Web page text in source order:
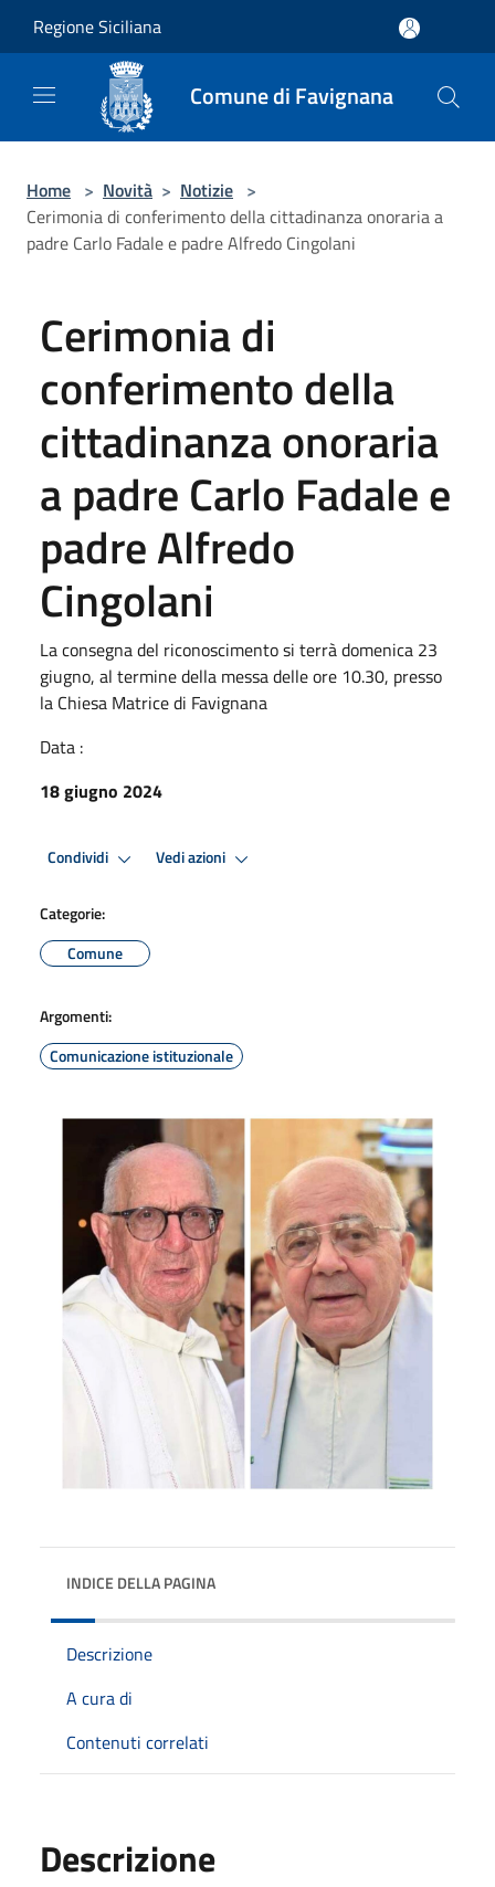
Regione Siciliana
Comune di Favignana
Home > Novità > Notizie >
Cerimonia di conferimento della cittadinanza onoraria a
padre Carlo Fadale e padre Alfredo Cingolani
Cerimonia di
conferimento della
cittadinanza onoraria
a padre Carlo Fadale e
padre Alfredo
Cingolani
La consegna del riconoscimento si terrà domenica 23
giugno, al termine della messa delle ore 10.30, presso
la Chiesa Matrice di Favignana
Data :
18 giugno 2024
Condividi Vedi azioni
Categorie:
Comune
Argomenti:
Comunicazione istituzionale
INDICE DELLA PAGINA
Descrizione
A cura di
Contenuti correlati
Descrizione